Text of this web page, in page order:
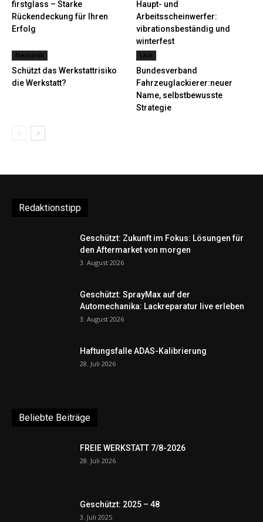
firstglass – Starke
Rückendeckung für Ihren
Erfolg
Haupt- und
Arbeitsscheinwerfer:
vibrationsbeständig und
winterfest
Mechanik
Schützt das Werkstattrisiko
die Werkstatt?
Lack
Bundesverband
Fahrzeuglackierer:neuer
Name, selbstbewusste
Strategie
Redaktionstipp
Geschützt: Zukunft im Fokus: Lösungen für
den Aftermarket von morgen
3. August 2026
Geschützt: SprayMax auf der
Automechanika: Lackreparatur live erleben
3. August 2026
Haftungsfalle ADAS-Kalibrierung
28. Juli 2026
Beliebte Beiträge
FREIE WERKSTATT 7/8-2026
28. Juli 2026
Geschützt: 2025 – 48
3. Juli 2025